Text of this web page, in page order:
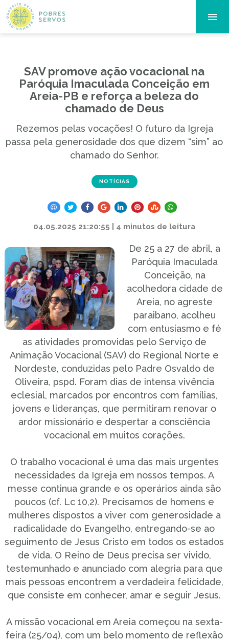
SAV promove ação vocacional na
Paróquia Imaculada Conceição em
Areia-PB e reforça a beleza do
chamado de Deus
Rezemos pelas vocações! O futuro da Igreja
passa pela generosidade dos que dizem “sim” ao
chamado do Senhor.
NOTÍCIAS
04.05.2025 21:20:55 | 4 minutos de leitura
De 25 a 27 de abril, a
Paróquia Imaculada
Conceição, na
acolhedora cidade de
Areia, no agreste
paraibano, acolheu
com entusiasmo e fé
as atividades promovidas pelo Serviço de
Animação Vocacional (SAV) do Regional Norte e
Nordeste, conduzidas pelo Padre Osvaldo de
Oliveira, pspd. Foram dias de intensa vivência
eclesial, marcados por encontros com famílias,
jovens e lideranças, que permitiram renovar o
ardor missionário e despertar a consciência
vocacional em muitos corações.
O trabalho vocacional é uma das mais urgentes
necessidades da Igreja em nossos tempos. A
messe continua grande e os operários ainda são
poucos (cf. Lc 10,2). Precisamos de homens e
mulheres dispostos a viver com generosidade a
radicalidade do Evangelho, entregando-se ao
seguimento de Jesus Cristo em todos os estados
de vida. O Reino de Deus precisa ser vivido,
testemunhado e anunciado com alegria para que
mais pessoas encontrem a verdadeira felicidade,
que consiste em conhecer, amar e seguir Jesus.
A missão vocacional em Areia começou na sexta-
feira (25/04), com um belo momento de reflexão